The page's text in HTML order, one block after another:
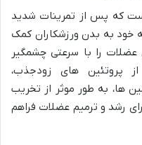
که پس از تمرینات شدید
خود به بدن ورزشکاران کمک
عضلات را با سرعتی چشمگیر
پروتئین های زودجذب،
ها، به طور موثر از تخریب
رشد و ترمیم عضلات فراهم